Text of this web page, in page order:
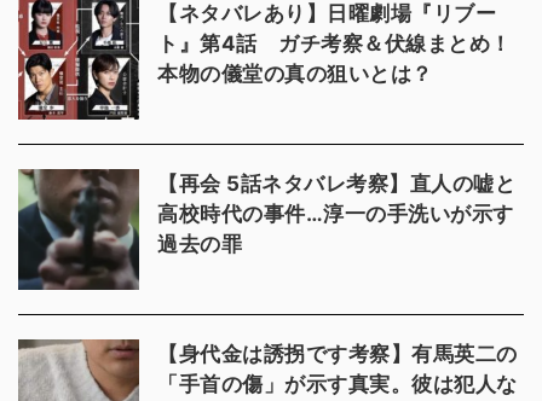
【ネタバレあり】日曜劇場『リブー
ト』第4話 ガチ考察＆伏線まとめ！
本物の儀堂の真の狙いとは？
【再会 5話ネタバレ考察】直人の嘘と
高校時代の事件…淳一の手洗いが示す
過去の罪
【身代金は誘拐です考察】有馬英二の
「手首の傷」が示す真実。彼は犯人な